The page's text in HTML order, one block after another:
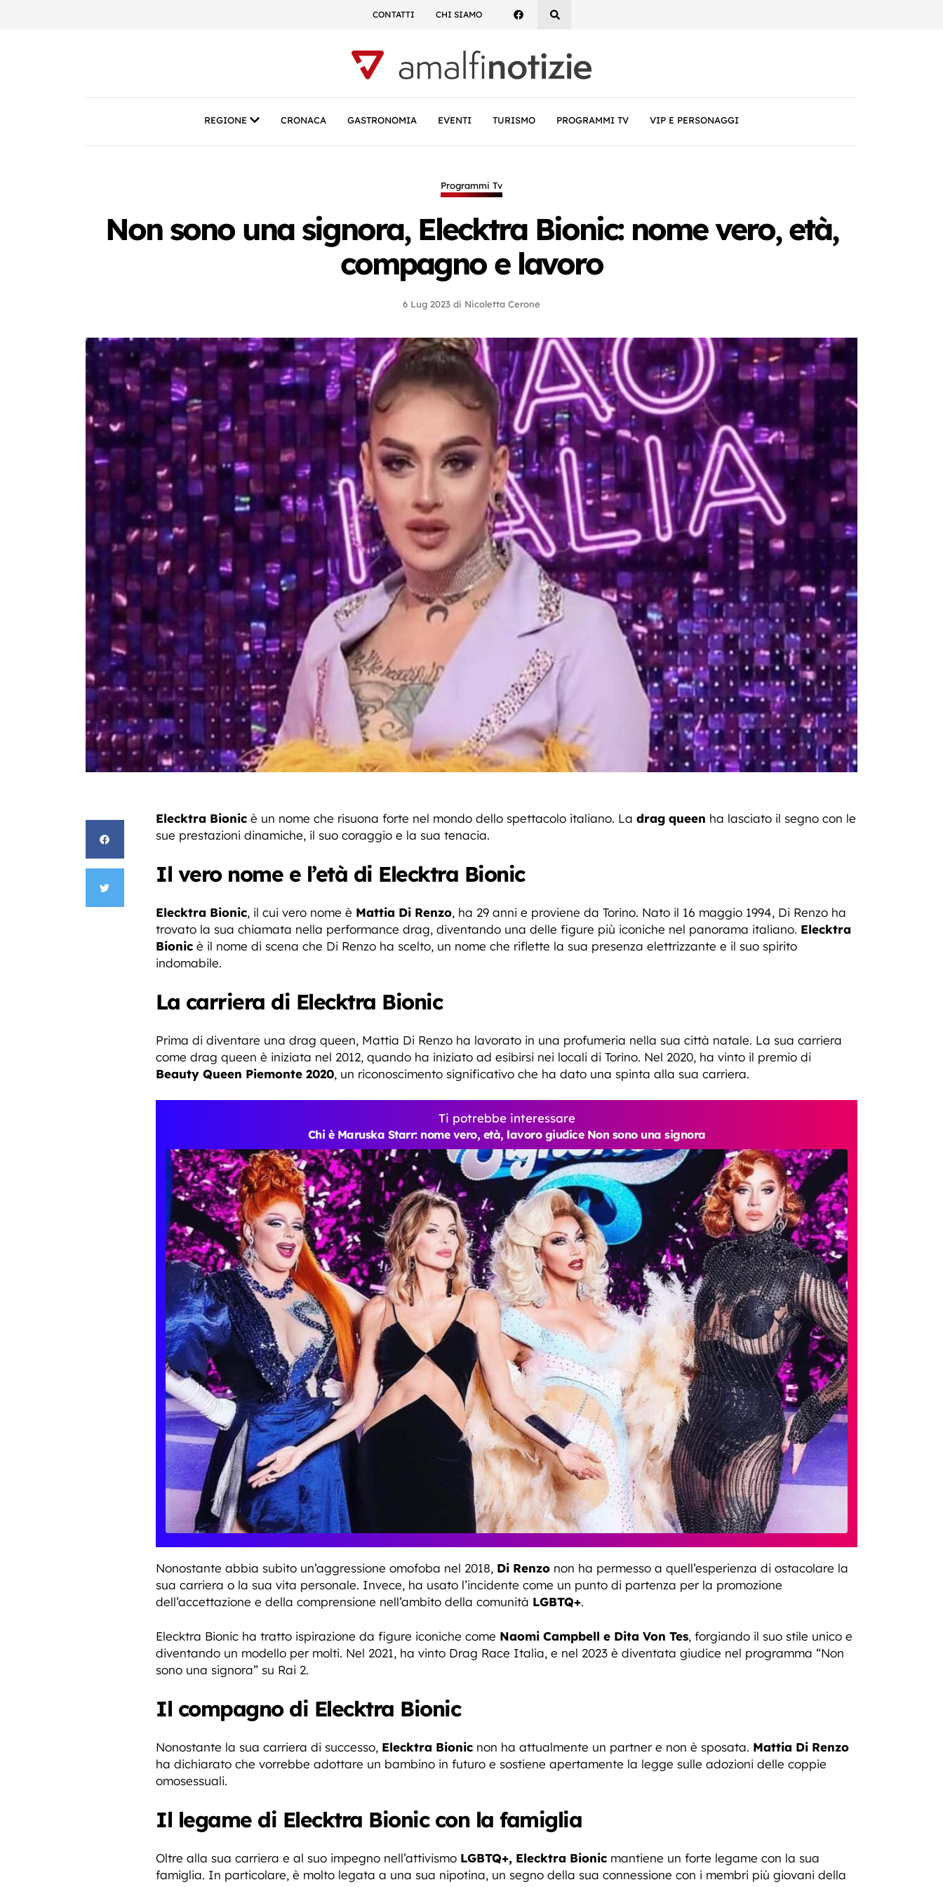
CONTATTI CHI SIAMO
REGIONE CRONACA GASTRONOMIA EVENTI TURISMO PROGRAMMI TV VIP E PERSONAGGI
Programmi Tv
Non sono una signora, Elecktra Bionic: nome vero, età,
compagno e lavoro
6 Lug 2023 di Nicoletta Cerone
Elecktra Bionic è un nome che risuona forte nel mondo dello spettacolo italiano. La drag queen ha lasciato il segno con le
sue prestazioni dinamiche, il suo coraggio e la sua tenacia.
Il vero nome e l’età di Elecktra Bionic
Elecktra Bionic, il cui vero nome è Mattia Di Renzo, ha 29 anni e proviene da Torino. Nato il 16 maggio 1994, Di Renzo ha
trovato la sua chiamata nella performance drag, diventando una delle figure più iconiche nel panorama italiano. Elecktra
Bionic è il nome di scena che Di Renzo ha scelto, un nome che riflette la sua presenza elettrizzante e il suo spirito
indomabile.
La carriera di Elecktra Bionic
Prima di diventare una drag queen, Mattia Di Renzo ha lavorato in una profumeria nella sua città natale. La sua carriera
come drag queen è iniziata nel 2012, quando ha iniziato ad esibirsi nei locali di Torino. Nel 2020, ha vinto il premio di
Beauty Queen Piemonte 2020, un riconoscimento significativo che ha dato una spinta alla sua carriera.
Ti potrebbe interessare
Chi è Maruska Starr: nome vero, età, lavoro giudice Non sono una signora
Nonostante abbia subito un’aggressione omofoba nel 2018, Di Renzo non ha permesso a quell’esperienza di ostacolare la
sua carriera o la sua vita personale. Invece, ha usato l’incidente come un punto di partenza per la promozione
dell’accettazione e della comprensione nell’ambito della comunità LGBTQ+.
Elecktra Bionic ha tratto ispirazione da figure iconiche come Naomi Campbell e Dita Von Tes, forgiando il suo stile unico e
diventando un modello per molti. Nel 2021, ha vinto Drag Race Italia, e nel 2023 è diventata giudice nel programma “Non
sono una signora” su Rai 2.
Il compagno di Elecktra Bionic
Nonostante la sua carriera di successo, Elecktra Bionic non ha attualmente un partner e non è sposata. Mattia Di Renzo
ha dichiarato che vorrebbe adottare un bambino in futuro e sostiene apertamente la legge sulle adozioni delle coppie
omosessuali.
Il legame di Elecktra Bionic con la famiglia
Oltre alla sua carriera e al suo impegno nell’attivismo LGBTQ+, Elecktra Bionic mantiene un forte legame con la sua
famiglia. In particolare, è molto legata a una sua nipotina, un segno della sua connessione con i membri più giovani della